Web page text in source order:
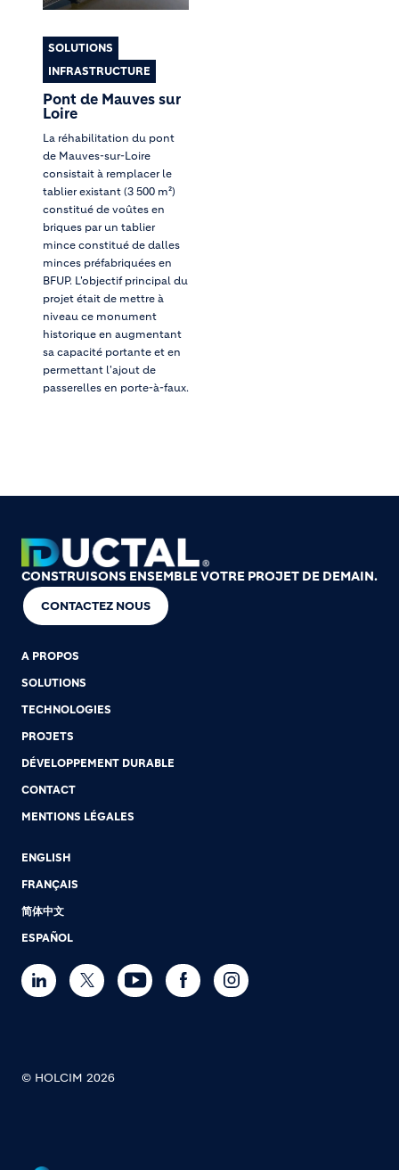
SOLUTIONS
INFRASTRUCTURE
Pont de Mauves sur
Loire
La réhabilitation du pont
de Mauves-sur-Loire
consistait à remplacer le
tablier existant (3 500 m²)
constitué de voûtes en
briques par un tablier
mince constitué de dalles
minces préfabriquées en
BFUP. L'objectif principal du
projet était de mettre à
niveau ce monument
historique en augmentant
sa capacité portante et en
permettant l'ajout de
passerelles en porte-à-faux.
CONSTRUISONS ENSEMBLE VOTRE PROJET DE DEMAIN.
CONTACTEZ NOUS
A PROPOS
SOLUTIONS
TECHNOLOGIES
PROJETS
DÉVELOPPEMENT DURABLE
CONTACT
MENTIONS LÉGALES
ENGLISH
FRANÇAIS
简体中文
ESPAÑOL
© HOLCIM 2026